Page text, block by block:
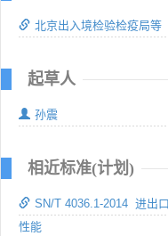
北京出入境检验检疫局等
起草人
孙震
相近标准(计划)
SN/T 4036.1-2014 进出
性能